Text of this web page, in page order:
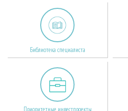
Библиотека специалиста
Приоритетные инвестпроекты